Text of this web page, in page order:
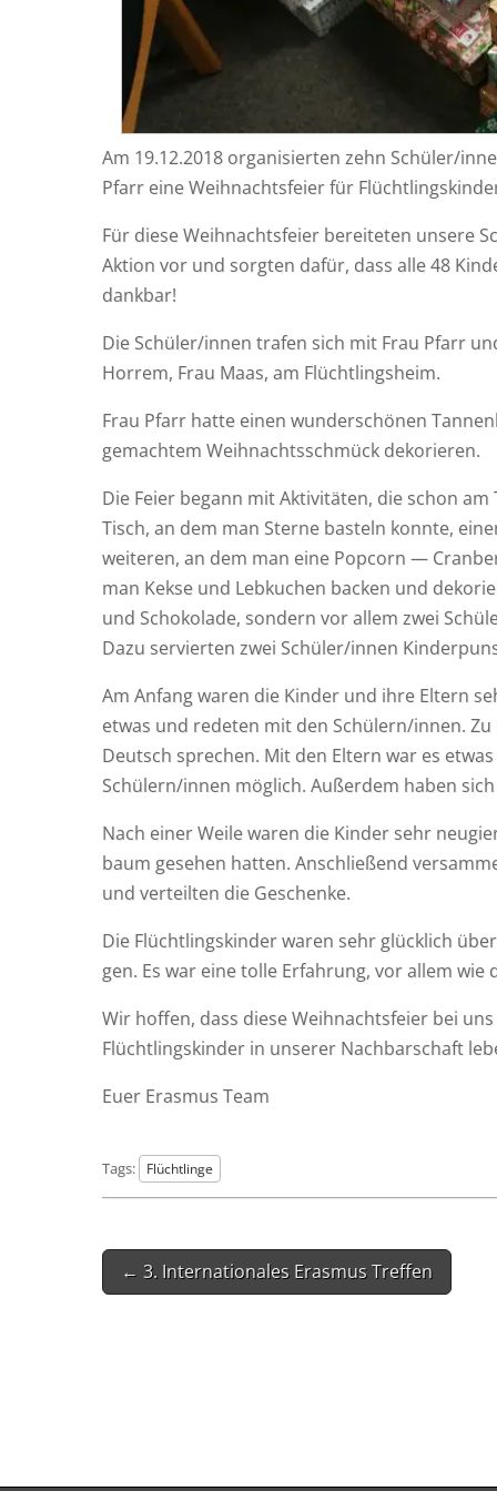
Am 19.12.2018 orga­ni­sier­ten zehn Schüler/
Pfarr eine Weih­nachts­fei­er für
Für die­se Weih­nachts­fei­er berei­te­ten unse­re
Akti­on vor und sorg­ten dafür, dass alle 48
dankbar!
Die Schüler/innen tra­fen sich mit Frau Pfarr
Hor­rem, Frau Maas, am Flüchtlingsheim.
Frau Pfarr hat­te einen wun­der­schö­nen
ge­mach­tem Weih­nachts­schmück dekorieren.
Die Fei­er begann mit Akti­vi­tä­ten, die schon
Tisch, an dem man Ster­ne bas­teln konn­te,
wei­te­ren, an dem man eine Pop­corn —
man Kek­se und Leb­ku­chen backen und
und Scho­ko­la­de, son­dern vor allem zwei
Dazu ser­vier­ten zwei Schüler/innen
Am Anfang waren die Kin­der und ihre Eltern
etwas und rede­ten mit den Schülern/innen.
Deutsch spre­chen. Mit den Eltern war es
Schülern/innen mög­lich. Außer­dem haben
Nach einer Wei­le waren die Kin­der sehr
baum gese­hen hat­ten. Anschlie­ßend
und ver­teil­ten die Geschenke.
Die Flücht­lings­kin­der waren sehr glück­lich
gen. Es war eine tol­le Erfah­rung, vor allem wie
Wir hof­fen, dass die­se Weih­nachts­fei­er bei
Flücht­lings­kin­der in unse­rer Nach­bar­schaft
Euer Eras­mus Team
Tags: Flüchtlinge
Post
navigation
← 3. Internationales Erasmus Treffen